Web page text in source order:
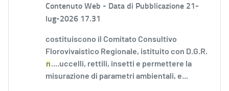
Contenuto Web - Data di Pubblicazione 21-
lug-2026 17.31
costituiscono il Comitato Consultivo
Florovivaistico Regionale, istituito con D.G.R.
n....uccelli, rettili, insetti e permettere la
misurazione di parametri ambientali, e...